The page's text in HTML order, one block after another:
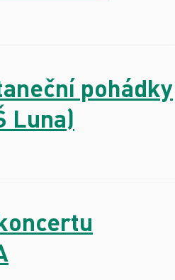
pohádky
Luna)